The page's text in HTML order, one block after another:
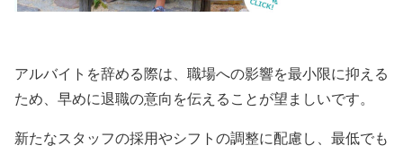
アルバイトを辞める際は、職場への影響を最小限に抑える
ため、早めに退職の意向を伝えることが望ましいです。
新たなスタッフの採用やシフトの調整に配慮し、最低でも